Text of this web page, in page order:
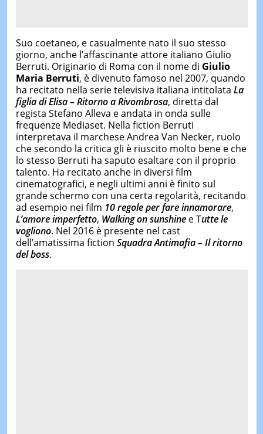
Suo coetaneo, e casualmente nato il suo stesso
giorno, anche l’affascinante attore italiano Giulio
Berruti. Originario di Roma con il nome di Giulio
Maria Berruti, è divenuto famoso nel 2007, quando
ha recitato nella serie televisiva italiana intitolata La
figlia di Elisa – Ritorno a Rivombrosa, diretta dal
regista Stefano Alleva e andata in onda sulle
frequenze Mediaset. Nella fiction Berruti
interpretava il marchese Andrea Van Necker, ruolo
che secondo la critica gli è riuscito molto bene e che
lo stesso Berruti ha saputo esaltare con il proprio
talento. Ha recitato anche in diversi film
cinematografici, e negli ultimi anni è finito sul
grande schermo con una certa regolarità, recitando
ad esempio nei film 10 regole per fare innamorare,
L’amore imperfetto, Walking on sunshinee Tutte le
vogliono. Nel 2016 è presente nel cast
dell’amatissima fiction Squadra Antimafia – Il ritorno
del boss.